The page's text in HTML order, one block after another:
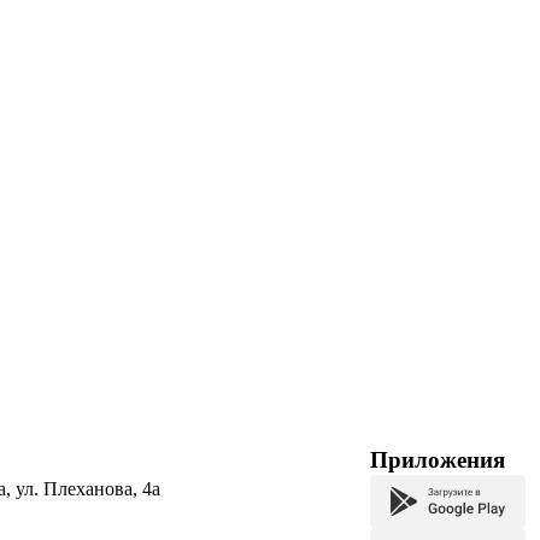
ул. Плеханова, 4а
Приложения